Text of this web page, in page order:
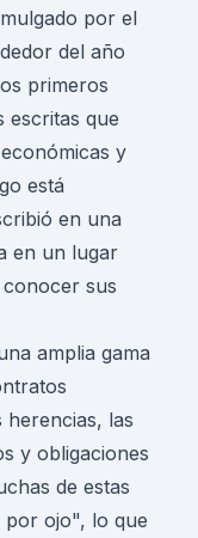
por el
del año
primeros
escritas que
y
está
en una
en un lugar
sus
amplia gama
herencias, las
y obligaciones
de estas
por ojo", lo que